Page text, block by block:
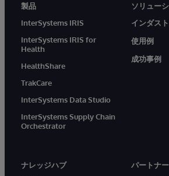
製品
InterSystems IRIS
InterSystems IRIS for
Health
HealthShare
TrakCare
InterSystems Data Studio
InterSystems Supply Chain
Orchestrator
ソリュー
インダス
使用例
成功事例
ナレッジハブ
パートナー